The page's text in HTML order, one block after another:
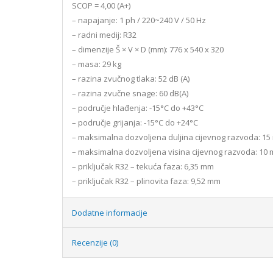
SCOP = 4,00 (A+)
– napajanje: 1 ph / 220~240 V / 50 Hz
– radni medij: R32
– dimenzije Š × V × D (mm): 776 x 540 x 320
– masa: 29 kg
– razina zvučnog tlaka: 52 dB (A)
– razina zvučne snage: 60 dB(A)
– područje hlađenja: -15°C do +43°C
– područje grijanja: -15°C do +24°C
– maksimalna dozvoljena duljina cijevnog razvoda: 15
– maksimalna dozvoljena visina cijevnog razvoda: 10
– priključak R32 – tekuća faza: 6,35 mm
– priključak R32 – plinovita faza: 9,52 mm
Dodatne informacije
Recenzije (0)